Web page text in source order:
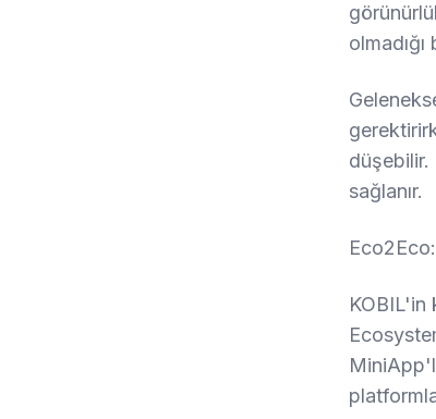
sağlanır.
KOBIL'in